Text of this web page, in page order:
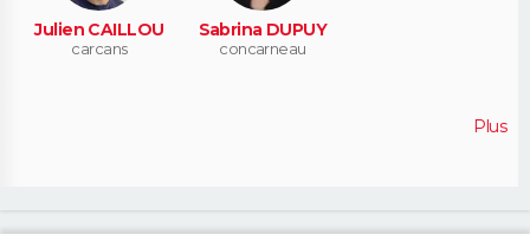
Julien CAILLOU
carcans
Sabrina DUPUY
concarneau
Plus